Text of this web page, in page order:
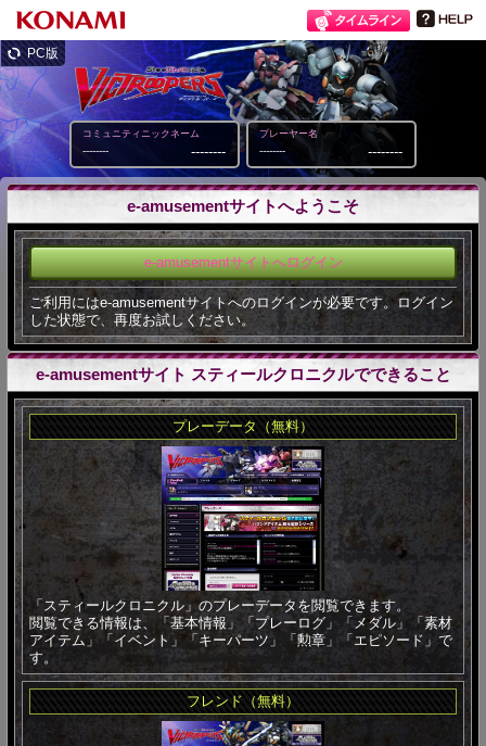
PC版
コミュニティニックネーム
-------- --------
プレーヤー名
-------- --------
e-amusementサイトへようこそ
e-amusementサイトへログイン
ご利用にはe-amusementサイトへのログインが必要です。ログイン
した状態で、再度お試しください。
e-amusementサイト スティールクロニクルでできること
プレーデータ（無料）
「スティールクロニクル」のプレーデータを閲覧できます。
閲覧できる情報は、「基本情報」「プレーログ」「メダル」「素材
アイテム」「イベント」「キーパーツ」「勲章」「エピソード」で
す。
フレンド（無料）